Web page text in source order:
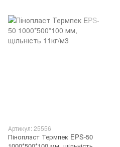
Артикул: 25556
Пінопласт Термпек EPS-50